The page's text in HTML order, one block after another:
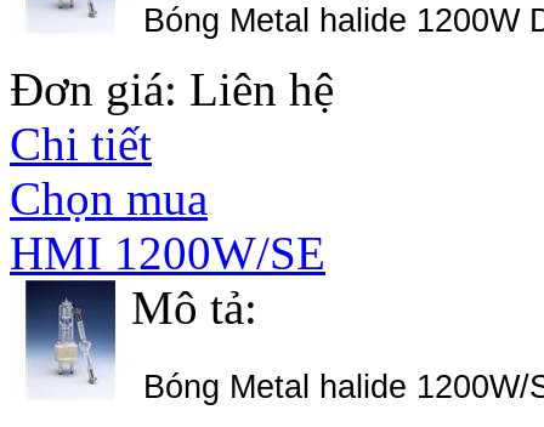
Bóng Metal halide 1200W
Đơn giá: Liên hệ
Chi tiết
Chọn mua
HMI 1200W/SE
Mô tả:
Bóng Metal halide 1200W/